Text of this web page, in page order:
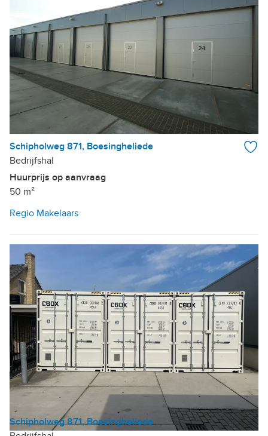
Schipholweg 871, Boesingheliede
Bedrijfshal
Huurprijs op aanvraag
50 m²
Regio Makelaars
Schipholweg 871, Boesingheliede